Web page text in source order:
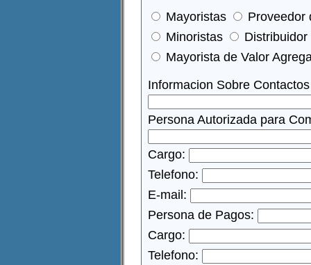
Mayoristas
Proveedor
Minoristas
Distribuidor
Mayorista de Valor
Informacion Sobre
Persona Autorizada para
Cargo:
Telefono:
E-mail:
Persona de Pagos:
Cargo:
Telefono: